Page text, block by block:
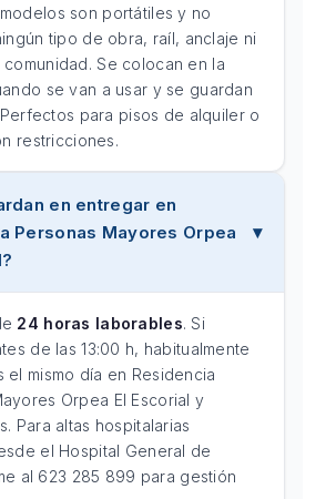
son portátiles y no
tipo de obra, raíl, anclaje ni
Se colocan en la
se van a usar y se guardan
para pisos de alquiler o
restricciones.
en entregar en
Personas Mayores Orpea
24 horas laborables. Si
de las 13:00 h, habitualmente
el mismo día en Residencia
Orpea El Escorial y
Para altas hospitalarias
el Hospital General de
al 623 285 899 para gestión